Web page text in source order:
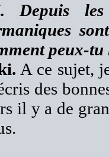
Depuis les
peux-
A ce sujet,
des
il y a de